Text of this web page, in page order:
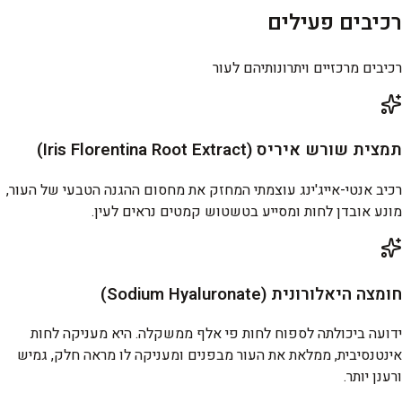
רכיבים פעילים
רכיבים מרכזיים ויתרונותיהם לעור
תמצית שורש איריס (Iris Florentina Root Extract)
רכיב אנטי-אייג'ינג עוצמתי המחזק את מחסום ההגנה הטבעי של העור,
מונע אובדן לחות ומסייע בטשטוש קמטים נראים לעין.
חומצה היאלורונית (Sodium Hyaluronate)
ידועה ביכולתה לספוח לחות פי אלף ממשקלה. היא מעניקה לחות
אינטנסיבית, ממלאת את העור מבפנים ומעניקה לו מראה חלק, גמיש
ורענן יותר.